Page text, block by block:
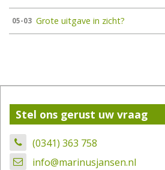
05-03 Grote uitgave in zicht?
Stel ons gerust uw vraag
(0341) 363 758
info@marinusjansen.nl